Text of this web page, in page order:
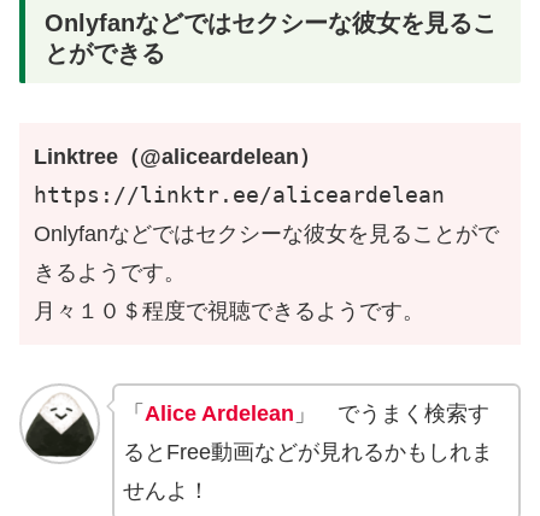
Onlyfanなどではセクシーな彼女を見るこ
とができる
Linktree（@aliceardelean）
https://linktr.ee/aliceardelean
Onlyfanなどではセクシーな彼女を見ることがで
きるようです。
月々１０＄程度で視聴できるようです。
「 Alice Ardelean 」 でうまく検索す
るとFree動画などが見れるかもしれま
せんよ！